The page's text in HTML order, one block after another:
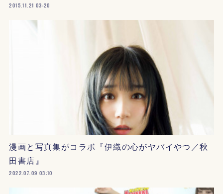
2015.11.21 03:20
漫画と写真集がコラボ『伊織の心がヤバイやつ／秋
田書店』
2022.07.09 03:10